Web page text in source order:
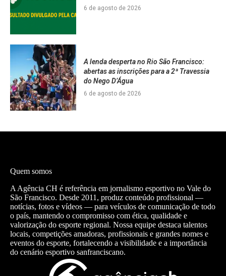
6 de agosto de 2026
A lenda desperta no Rio São Francisco:
abertas as inscrições para a 2ª Travessia
do Nego D’Água
6 de agosto de 2026
Quem somos
A Agência CH é referência em jornalismo esportivo no Vale do
São Francisco. Desde 2011, produz conteúdo profissional —
notícias, fotos e vídeos — para veículos de comunicação de todo
o país, mantendo o compromisso com ética, qualidade e
valorização do esporte regional. Nossa equipe destaca talentos
locais, competições amadoras, profissionais e grandes nomes e
eventos do esporte, fortalecendo a visibilidade e a importância
do cenário esportivo sanfranciscano.